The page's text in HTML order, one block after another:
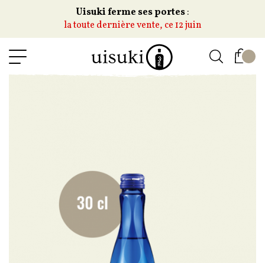
Uisuki ferme ses portes:
la toute dernière vente, ce 12 juin